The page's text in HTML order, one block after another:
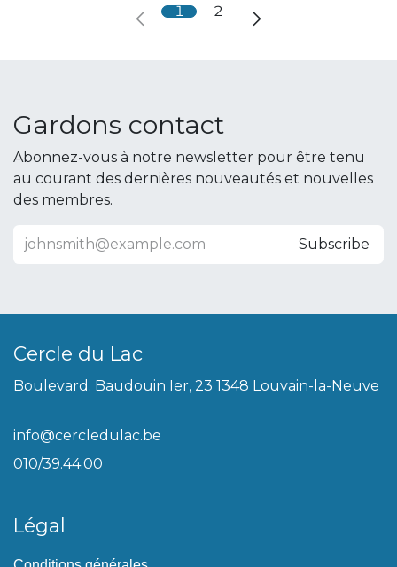
1 2
Gardons contact
Abonnez-vous à notre newsletter pour être tenu
au courant des dernières nouveautés et nouvelles
des membres.
Subscribe
Cercle du Lac
Boulevard. Baudouin Ier, 23 1348 Louvain-la-Neuve
info@cercledulac.be
010/39.44.00
Légal